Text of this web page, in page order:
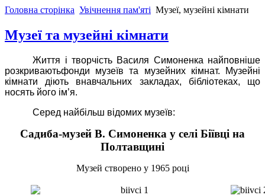
Головна сторінка Увічнення пам'яті Музеї, музейні кімнати
Музеї та музейні кімнати
Життя і творчість Василя Симоненка найповніше
розкриваютьфонди музеїв та музейних кімнат. Музейні
кімнати діють внавчальних закладах, бібліотеках, що
носять його ім’я.
Серед найбільш відомих музеїв:
Садиба-музей В. Симоненка у селі Біївці на
Полтавщині
Музей створено у 1965 році